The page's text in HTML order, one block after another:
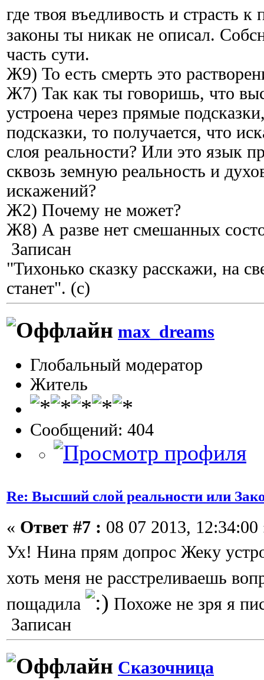
где твоя въедливость и страсть
законы ты никак не описал.
часть сути.
Ж9) То есть смерть это
Ж7) Так как ты говоришь, что
устроена через прямые
подсказки, то получается, что
слоя реальности? Или это язык
сквозь земную реальность и
искажений?
Ж2) Почему не может?
Ж8) А разве нет смешанных
Записан
"Тихонько сказку расскажи, на
станет". (с)
max_dreams
Глобальный модератор
Житель
Сообщений: 404
Re: Высший слой реальности или
« Ответ #7 : 08 07 2013, 12:34:00
Ух! Нина прям допрос Жеку
хоть меня не расстреливаешь
пощадила
Похоже не зря я
Записан
Сказочница